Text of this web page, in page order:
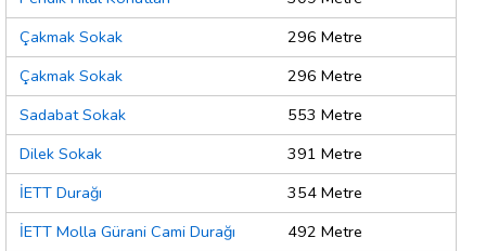
Çakmak Sokak
296 Metre
Çakmak Sokak
296 Metre
Sadabat Sokak
553 Metre
Dilek Sokak
391 Metre
İETT Durağı
354 Metre
İETT Molla Gürani Cami Durağı
492 Metre